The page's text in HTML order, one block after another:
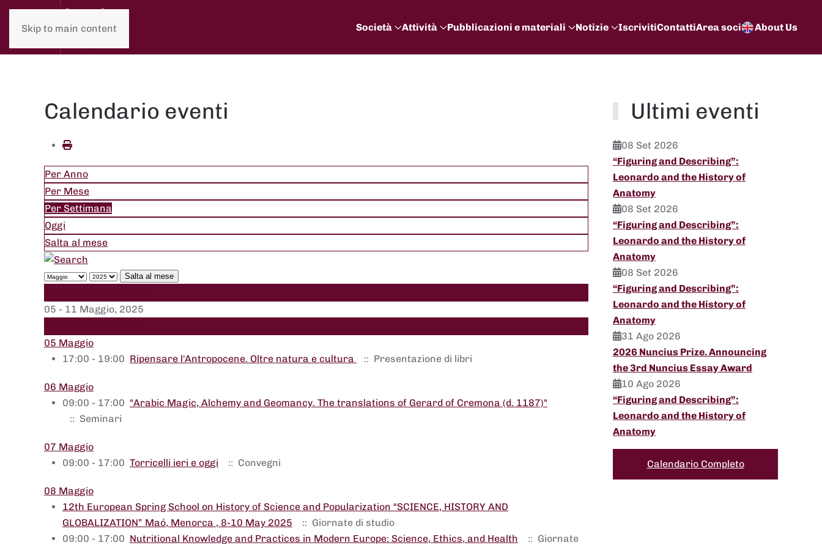
Skip to main content Società Attività Pubblicazioni e materiali Notizie IscrivitiContattiArea soci About Us
Calendario eventi
Per Anno
Per Mese
Per Settimana
Oggi
Salta al mese
Salta al mese
05 - 11 Maggio, 2025
05 Maggio
17:00 - 19:00 Ripensare l'Antropocene. Oltre natura e cultura :: Presentazione di libri
06 Maggio
09:00 - 17:00 "Arabic Magic, Alchemy and Geomancy. The translations of Gerard of Cremona (d. 1187)"
:: Seminari
07 Maggio
09:00 - 17:00 Torricelli ieri e oggi :: Convegni
08 Maggio
12th European Spring School on History of Science and Popularization “SCIENCE, HISTORY AND
GLOBALIZATION” Maó, Menorca , 8-10 May 2025
:: Giornate di studio
09:00 - 17:00 Nutritional Knowledge and Practices in Modern Europe: Science, Ethics, and Health
:: Giornate
Ultimi eventi
08 Set 2026
“Figuring and Describing”:
Leonardo and the History of
Anatomy
08 Set 2026
“Figuring and Describing”:
Leonardo and the History of
Anatomy
08 Set 2026
“Figuring and Describing”:
Leonardo and the History of
Anatomy
31 Ago 2026
2026 Nuncius Prize. Announcing
the 3rd Nuncius Essay Award
10 Ago 2026
“Figuring and Describing”:
Leonardo and the History of
Anatomy
Calendario Completo